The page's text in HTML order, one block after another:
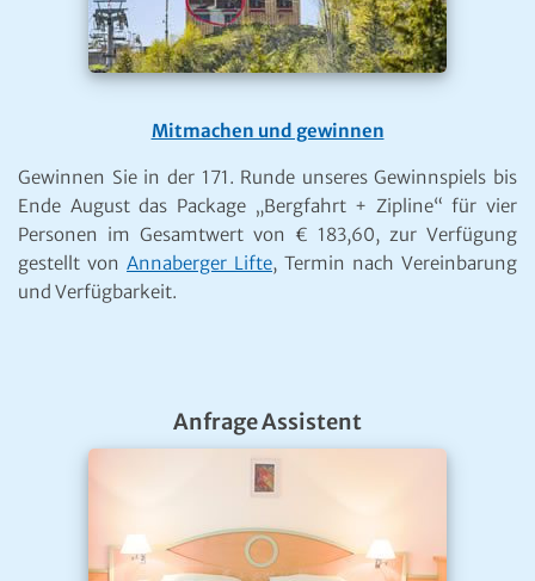
Mitmachen und gewinnen
Gewinnen Sie in der 171. Runde unseres Gewinnspiels bis
Ende August das Package „Bergfahrt + Zipline“ für vier
Personen im Gesamtwert von € 183,60, zur Verfügung
gestellt von Annaberger Lifte, Termin nach Vereinbarung
und Verfügbarkeit.
Anfrage Assistent